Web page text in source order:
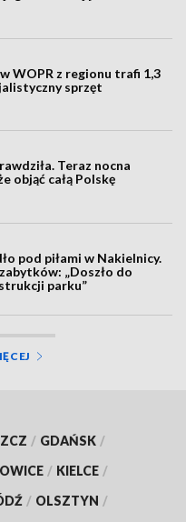
WOPR z regionu trafi 1,3
sprzęt
Teraz nocna
objąć całą Polskę
pod piłami w Nakielnicy.
„Doszło do
parku”
/ GDAŃSK /
/ KIELCE /
/ OLSZTYN /